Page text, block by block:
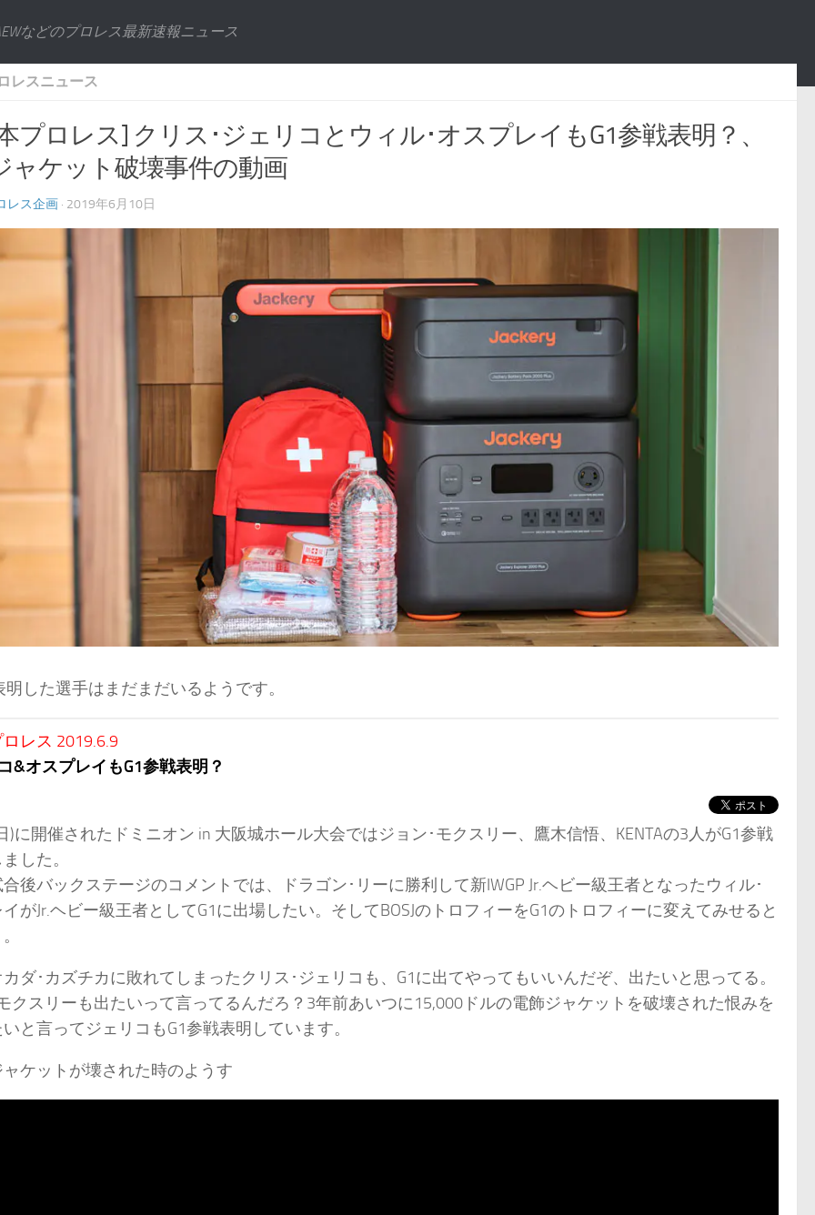
などのプロレス最新速報ニュース
レスニュース
プロレス] クリス･ジェリコとウィル･オスプレイもG1参戦表明？、
ャケット破壊事件の動画
レス企画 · 2019年6月10日
明した選手はまだまだいるようです。
レス 2019.6.9
&オスプレイもG1参戦表明？
)に開催されたドミニオン in 大阪城ホール大会ではジョン･モクスリー、鷹木信悟、KENTAの3人がG1参戦
した。
後バックステージのコメントでは、ドラゴン･リーに勝利して新IWGP Jr.ヘビー級王者となったウィル･
がJr.ヘビー級王者としてG1に出場したい。そしてBOSJのトロフィーをG1のトロフィーに変えてみせると
ダ･カズチカに敗れてしまったクリス･ジェリコも、G1に出てやってもいいんだぞ、出たいと思ってる。
クスリーも出たいって言ってるんだろ？3年前あいつに15,000ドルの電飾ジャケットを破壊された恨みを
と言ってジェリコもG1参戦表明しています。
ケットが壊された時のようす